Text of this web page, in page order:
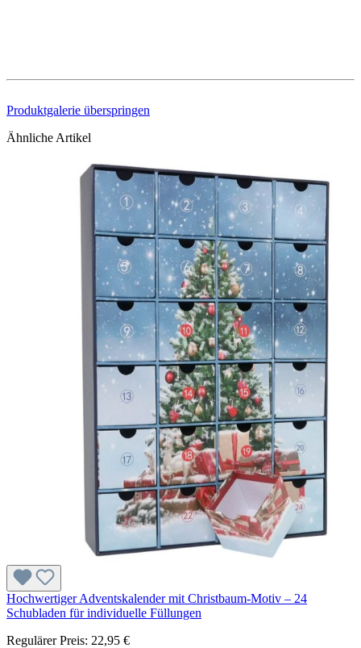
Produktgalerie überspringen
Ähnliche Artikel
Hochwertiger Adventskalender mit Christbaum-Motiv – 24
Schubladen für individuelle Füllungen
Regulärer Preis: 22,95 €